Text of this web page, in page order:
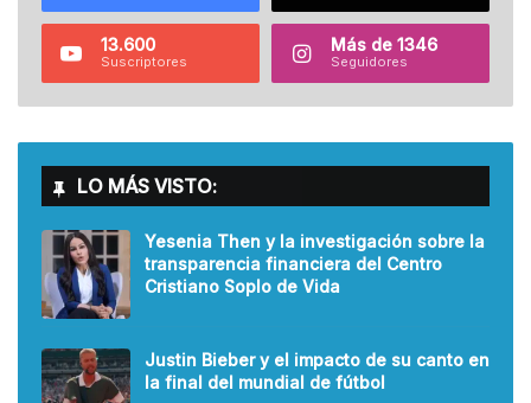
13.600
Suscriptores
Más de 1346
Seguidores
LO MÁS VISTO:
Yesenia Then y la investigación sobre la
transparencia financiera del Centro
Cristiano Soplo de Vida
Justin Bieber y el impacto de su canto en
la final del mundial de fútbol